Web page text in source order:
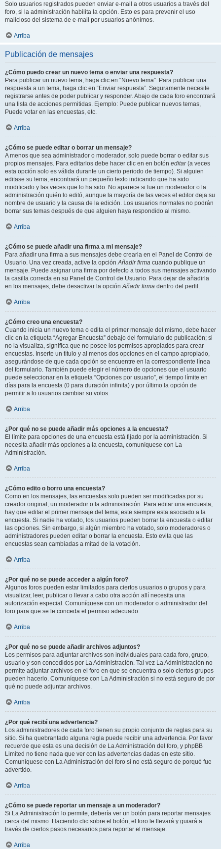
Solo usuarios registrados pueden enviar e-mail a otros usuarios a través del
foro, si la administración habilita la opción. Esto es para prevenir el uso
malicioso del sistema de e-mail por usuarios anónimos.
Arriba
Publicación de mensajes
¿Cómo puedo crear un nuevo tema o enviar una respuesta?
Para publicar un nuevo tema, haga clic en “Nuevo tema”. Para publicar una
respuesta a un tema, haga clic en “Enviar respuesta”. Seguramente necesite
registrarse antes de poder publicar y responder. Abajo de cada foro encontrará
una lista de acciones permitidas. Ejemplo: Puede publicar nuevos temas,
Puede votar en las encuestas, etc.
Arriba
¿Cómo se puede editar o borrar un mensaje?
A menos que sea administrador o moderador, solo puede borrar o editar sus
propios mensajes. Para editarlos debe hacer clic en en botón editar(a veces
esta opción solo es válida durante un cierto periodo de tiempo). Si alguien
editase su tema, encontrará un pequeño texto indicando que ha sido
modificado y las veces que lo ha sido. No aparece si fue un moderador o la
administración quién lo editó, aunque la mayoría de las veces el editor deja su
nombre de usuario y la causa de la edición. Los usuarios normales no podrán
borrar sus temas después de que alguien haya respondido al mismo.
Arriba
¿Cómo se puede añadir una firma a mi mensaje?
Para añadir una firma a sus mensajes debe crearla en el Panel de Control de
Usuario. Una vez creada, active la opciónAñadir firma cuando publique un
mensaje. Puede asignar una firma por defecto a todos sus mensajes activando
la casilla correcta en su Panel de Control de Usuario. Para dejar de añadirla
en los mensajes, debe desactivar la opciónAñadir firma dentro del perfil.
Arriba
¿Cómo creo una encuesta?
Cuando inicia un nuevo tema o edita el primer mensaje del mismo, debe hacer
clic en la etiqueta “Agregar Encuesta” debajo del formulario de publicación; si
no la visualiza, significa que no posee los permisos apropiados para crear
encuestas. Inserte un título y al menos dos opciones en el campo apropiado,
asegurándose de que cada opción se encuentre en la correspondiente línea
del formulario. También puede elegir el número de opciones que el usuario
puede seleccionar en la etiqueta “Opciones por usuario”, el tiempo límite en
días para la encuesta (0 para duración infinita) y por último la opción de
permitir a lo usuarios cambiar su votos.
Arriba
¿Por qué no se puede añadir más opciones a la encuesta?
El límite para opciones de una encuesta está fijado por la administración. Si
necesita añadir más opciones a la encuesta, comuníquese con La
Administración.
Arriba
¿Cómo edito o borro una encuesta?
Como en los mensajes, las encuestas solo pueden ser modificadas por su
creador original, un moderador o la administración. Para editar una encuesta,
hay que editar el primer mensaje del tema; este siempre esta asociado a la
encuesta. Si nadie ha votado, los usuarios pueden borrar la encuesta o editar
las opciones. Sin embargo, si algún miembro ha votado, solo moderadores o
administradores pueden editar o borrar la encuesta. Esto evita que las
encuestas sean cambiadas a mitad de la votación.
Arriba
¿Por qué no se puede acceder a algún foro?
Algunos foros pueden estar limitados para ciertos usuarios o grupos y para
visualizar, leer, publicar o llevar a cabo otra acción allí necesita una
autorización especial. Comuníquese con un moderador o administrador del
foro para que se le conceda el permiso adecuado.
Arriba
¿Por qué no se puede añadir archivos adjuntos?
Los permisos para adjuntar archivos son individuales para cada foro, grupo,
usuario y son concedidos por La Administración. Tal vez La Administración no
permite adjuntar archivos en el foro en que se encuentra o solo ciertos grupos
pueden hacerlo. Comuníquese con La Administración si no está seguro de por
qué no puede adjuntar archivos.
Arriba
¿Por qué recibí una advertencia?
Los administradores de cada foro tienen su propio conjunto de reglas para su
sitio. Si ha quebrantado alguna regla puede recibir una advertencia. Por favor
recuerde que esta es una decisión de La Administración del foro, y phpBB
Limited no tiene nada que ver con las advertencias dadas en este sitio.
Comuníquese con La Administración del foro si no está seguro de porqué fue
advertido.
Arriba
¿Cómo se puede reportar un mensaje a un moderador?
Si La Administración lo permite, debería ver un botón para reportar mensajes
cerca del mismo. Haciendo clic sobre el botón, el foro le llevará y guiará a
través de ciertos pasos necesarios para reportar el mensaje.
Arriba